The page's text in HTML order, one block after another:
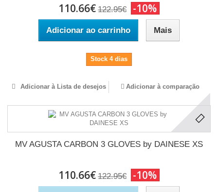
110.66€ 122.95€ -10%
Adicionar ao carrinho Mais
Stock 4 dias
Adicionar à Lista de desejos Adicionar à comparação
MV AGUSTA CARBON 3 GLOVES by DAINESE XS
110.66€ 122.95€ -10%